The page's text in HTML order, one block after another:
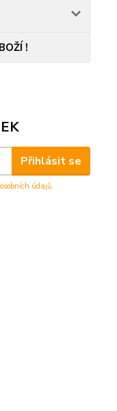
!
Přihlásit se
údajů.